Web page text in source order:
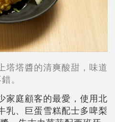
塔塔醬的清爽酸甜，味道
。
家庭顧客的最愛，使用北
乳、巨蛋雪糕配士多啤梨